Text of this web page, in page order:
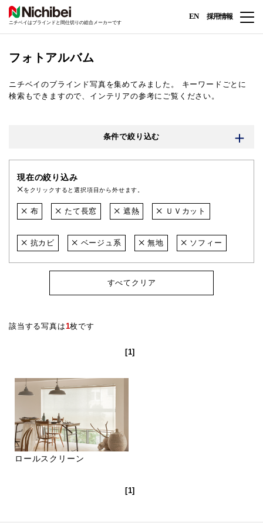
ニチベイはブラインドと間仕切りの総合メーカーです
EN 採用情報
フォトアルバム
ニチベイのブラインド写真を集めてみました。
キーワードごとに
検索もできますので、インテリアの参考にご覧ください。
条件で絞り込む
現在の絞り込み
をクリックすると選択項目から外せます。
布 たて長窓 遮熱 ＵＶカット
抗カビ ベージュ系 無地 ソフィー
すべてクリア
該当する写真は1枚です
[1]
ロールスクリーン
[1]